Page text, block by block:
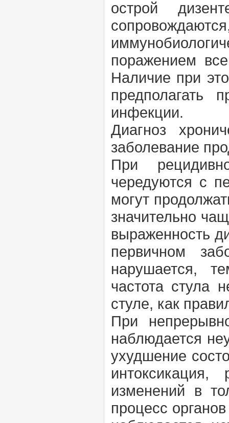
острой
поражением
Наличие при
предполагать
инфекции.
Диагноз
заболевание
При
чередуются с
могут
значительно
выраженность
первичном
нарушается,
частота стула
стуле, как
При
наблюдается
ухудшение
интоксикация,
изменений в
процесс